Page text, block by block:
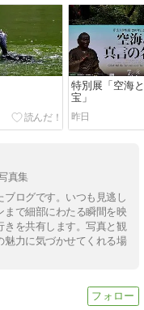
特別展「空海
宝」
昨日
真集
ログです。いつも見逃し
まで細部にわたる瞬間を映
を共有します。写真と観
魅力に気づかせてくれる場